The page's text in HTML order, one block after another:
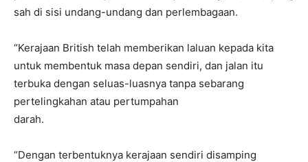
sah di sisi undang-undang dan perlembagaan.
“Kerajaan British telah memberikan laluan kepada kita
untuk membentuk masa depan sendiri, dan jalan itu
terbuka dengan seluas-luasnya tanpa sebarang
pertelingkahan atau pertumpahan
darah.
“Dengan terbentuknya kerajaan sendiri disamping